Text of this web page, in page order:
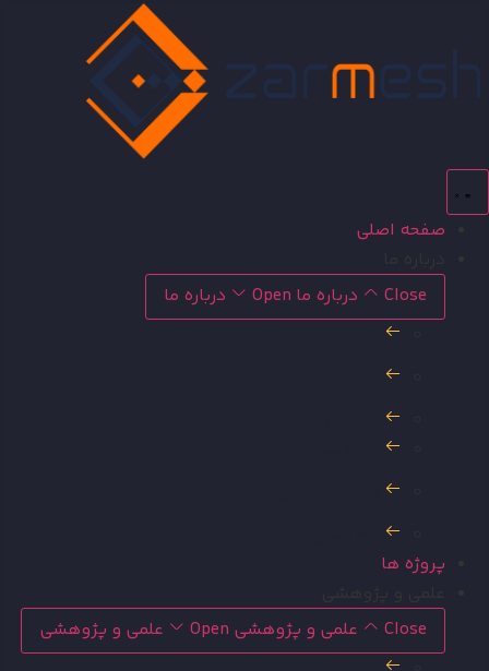
صفحه اصلی
Close درباره ما
Open درباره ما
تاریخچه
افتخارات
توانایی های ما
چارت سازمانی
منشور اخلاقی
خط مشی
پروژه ها
Close علمی و پژوهشی
Open علمی و پژوهشی